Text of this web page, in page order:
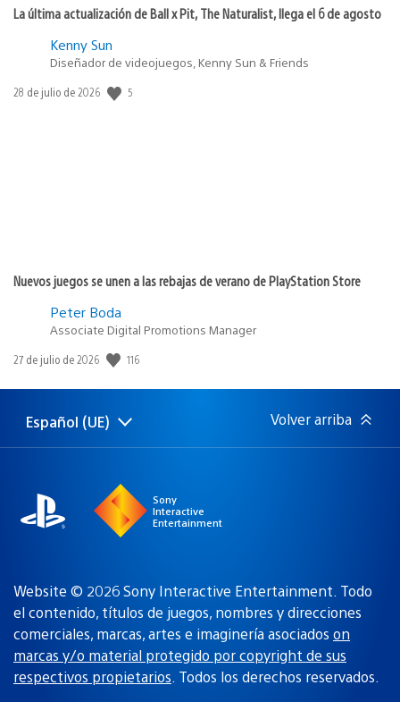
La última actualización de Ball x Pit, The Naturalist, llega el 6 de agosto
Kenny Sun
Diseñador de videojuegos, Kenny Sun & Friends
Fecha
28 de julio de 2026 5
Nuevos juegos se unen a las rebajas de verano de PlayStation Store
Peter Boda
Associate Digital Promotions Manager
Fecha
publicación:
27 de julio de 2026 116
Selecciona
una
Región
actual:
Español (UE) Volver arriba
Sony
Interactive
Entertainment
Website © 2026 Sony Interactive Entertainment. Todo
el contenido, títulos de juegos, nombres y direcciones
comerciales, marcas, artes e imaginería asociados on
marcas y/o material protegido por copyright de sus
respectivos propietarios. Todos los derechos reservados.